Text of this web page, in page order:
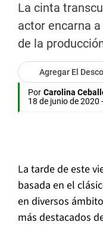
La cinta
actor encarna
de la
Agregar El
Por Carolina
18 de junio de 2020
La tarde de este
basada en el
en diversos
más destacados